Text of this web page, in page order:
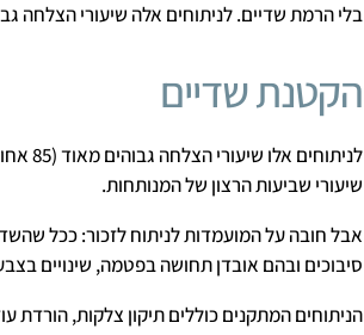
בלי הרמת שדיים. לניתוחים אלה שיעורי הצלחה
הקטנת שדיים
שיעורי שביעות הרצון של המנותחות.
אבל חובה על המועמדות לניתוח לזכור: ככל
סיבוכים ובהם אובדן תחושה בפטמה, שינויים
הניתוחים המתקנים כוללים תיקון צלקות, הורדת